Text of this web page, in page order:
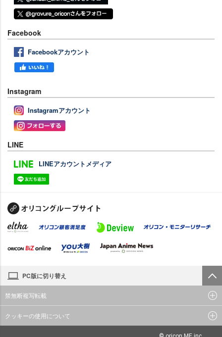
Facebook
Facebookアカウント
Instagram
Instagramアカウント
LINE
LINEアカウントメディア
PC版に切り替え
禁無断複写転載
クッキーの使用について